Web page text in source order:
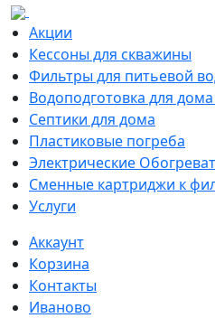
Акции
Кессоны для скважины
Фильтры для питьевой
Водоподготовка для
Септики для дома
Пластиковые погреба
Электрические
Сменные картриджи к
Услуги
Аккаунт
Корзина
Контакты
Иваново